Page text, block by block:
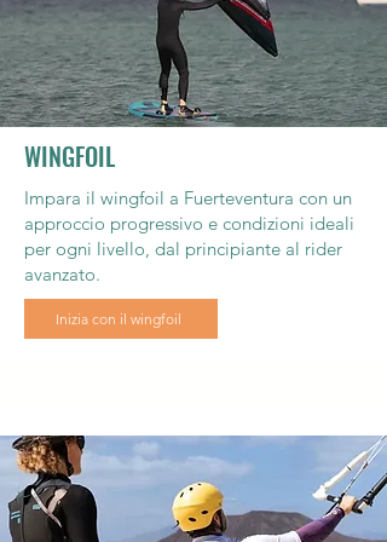
WINGFOIL
Impara il wingfoil a Fuerteventura con un
approccio progressivo e condizioni ideali
per ogni livello, dal principiante al rider
avanzato.
Inizia con il wingfoil